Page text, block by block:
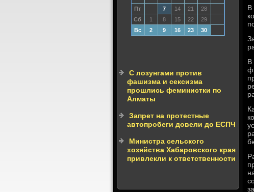
Пт
7 14 21
28
Сб
1 8 15 22
29
Вс
2 9 16 23 30
С лозунгами против
фашизма и сексизма
прошлись феминистки по
Алматы
Запрет на протестные
автопробеги довели до ЕСПЧ
Министра сельского
хозяйства Хабаровского края
привлекли к ответственности
В
В